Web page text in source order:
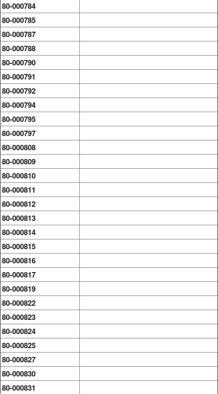
80-000784
80-000785
80-000787
80-000788
80-000790
80-000791
80-000792
80-000794
80-000795
80-000797
80-000808
80-000809
80-000810
80-000811
80-000812
80-000813
80-000814
80-000815
80-000816
80-000817
80-000819
80-000822
80-000823
80-000824
80-000825
80-000827
80-000830
80-000831